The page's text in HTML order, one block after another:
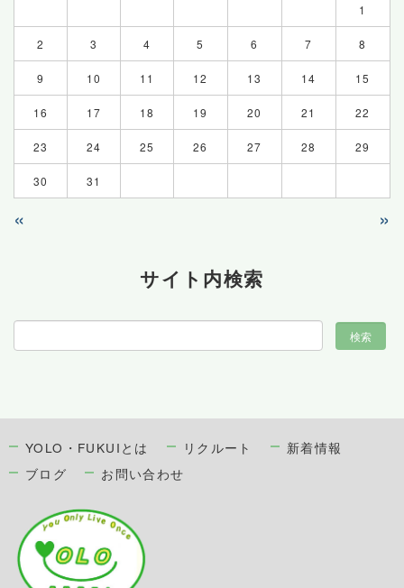
1
2 3 4 5 6 7 8
9 10 11 12 13 14 15
16 17 18 19 20 21 22
23 24 25 26 27 28 29
30 31
« »
サイト内検索
YOLO・FUKUIとは リクルート
新着情報
ブログ
お問い合わせ